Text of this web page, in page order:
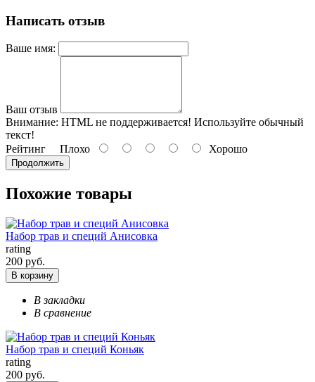
Написать отзыв
Ваше имя:
Ваш отзыв
Внимание: HTML не поддерживается! Используйте обычный
текст!
Рейтинг Плохо Хорошо
Продолжить
Похожие товары
Набор трав и специй Анисовка
rating
200 руб.
В корзину
В закладки
В сравнение
Набор трав и специй Коньяк
rating
200 руб.